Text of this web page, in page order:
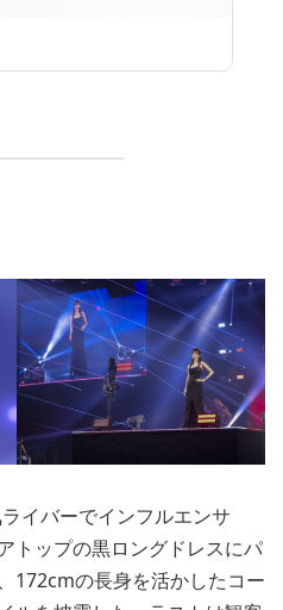
イバーでインフルエンサ
トップの黒ロングドレスにパ
172cmの長身を活かしたコー